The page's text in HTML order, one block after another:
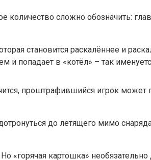
сложно обозначить:
становится раскалённее и
и попадает в «котёл» – так
проштрафившийся игрок может
до летящего мимо
«горячая картошка»